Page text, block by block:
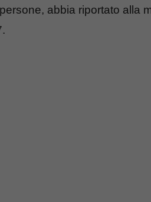
abbia riportato alla